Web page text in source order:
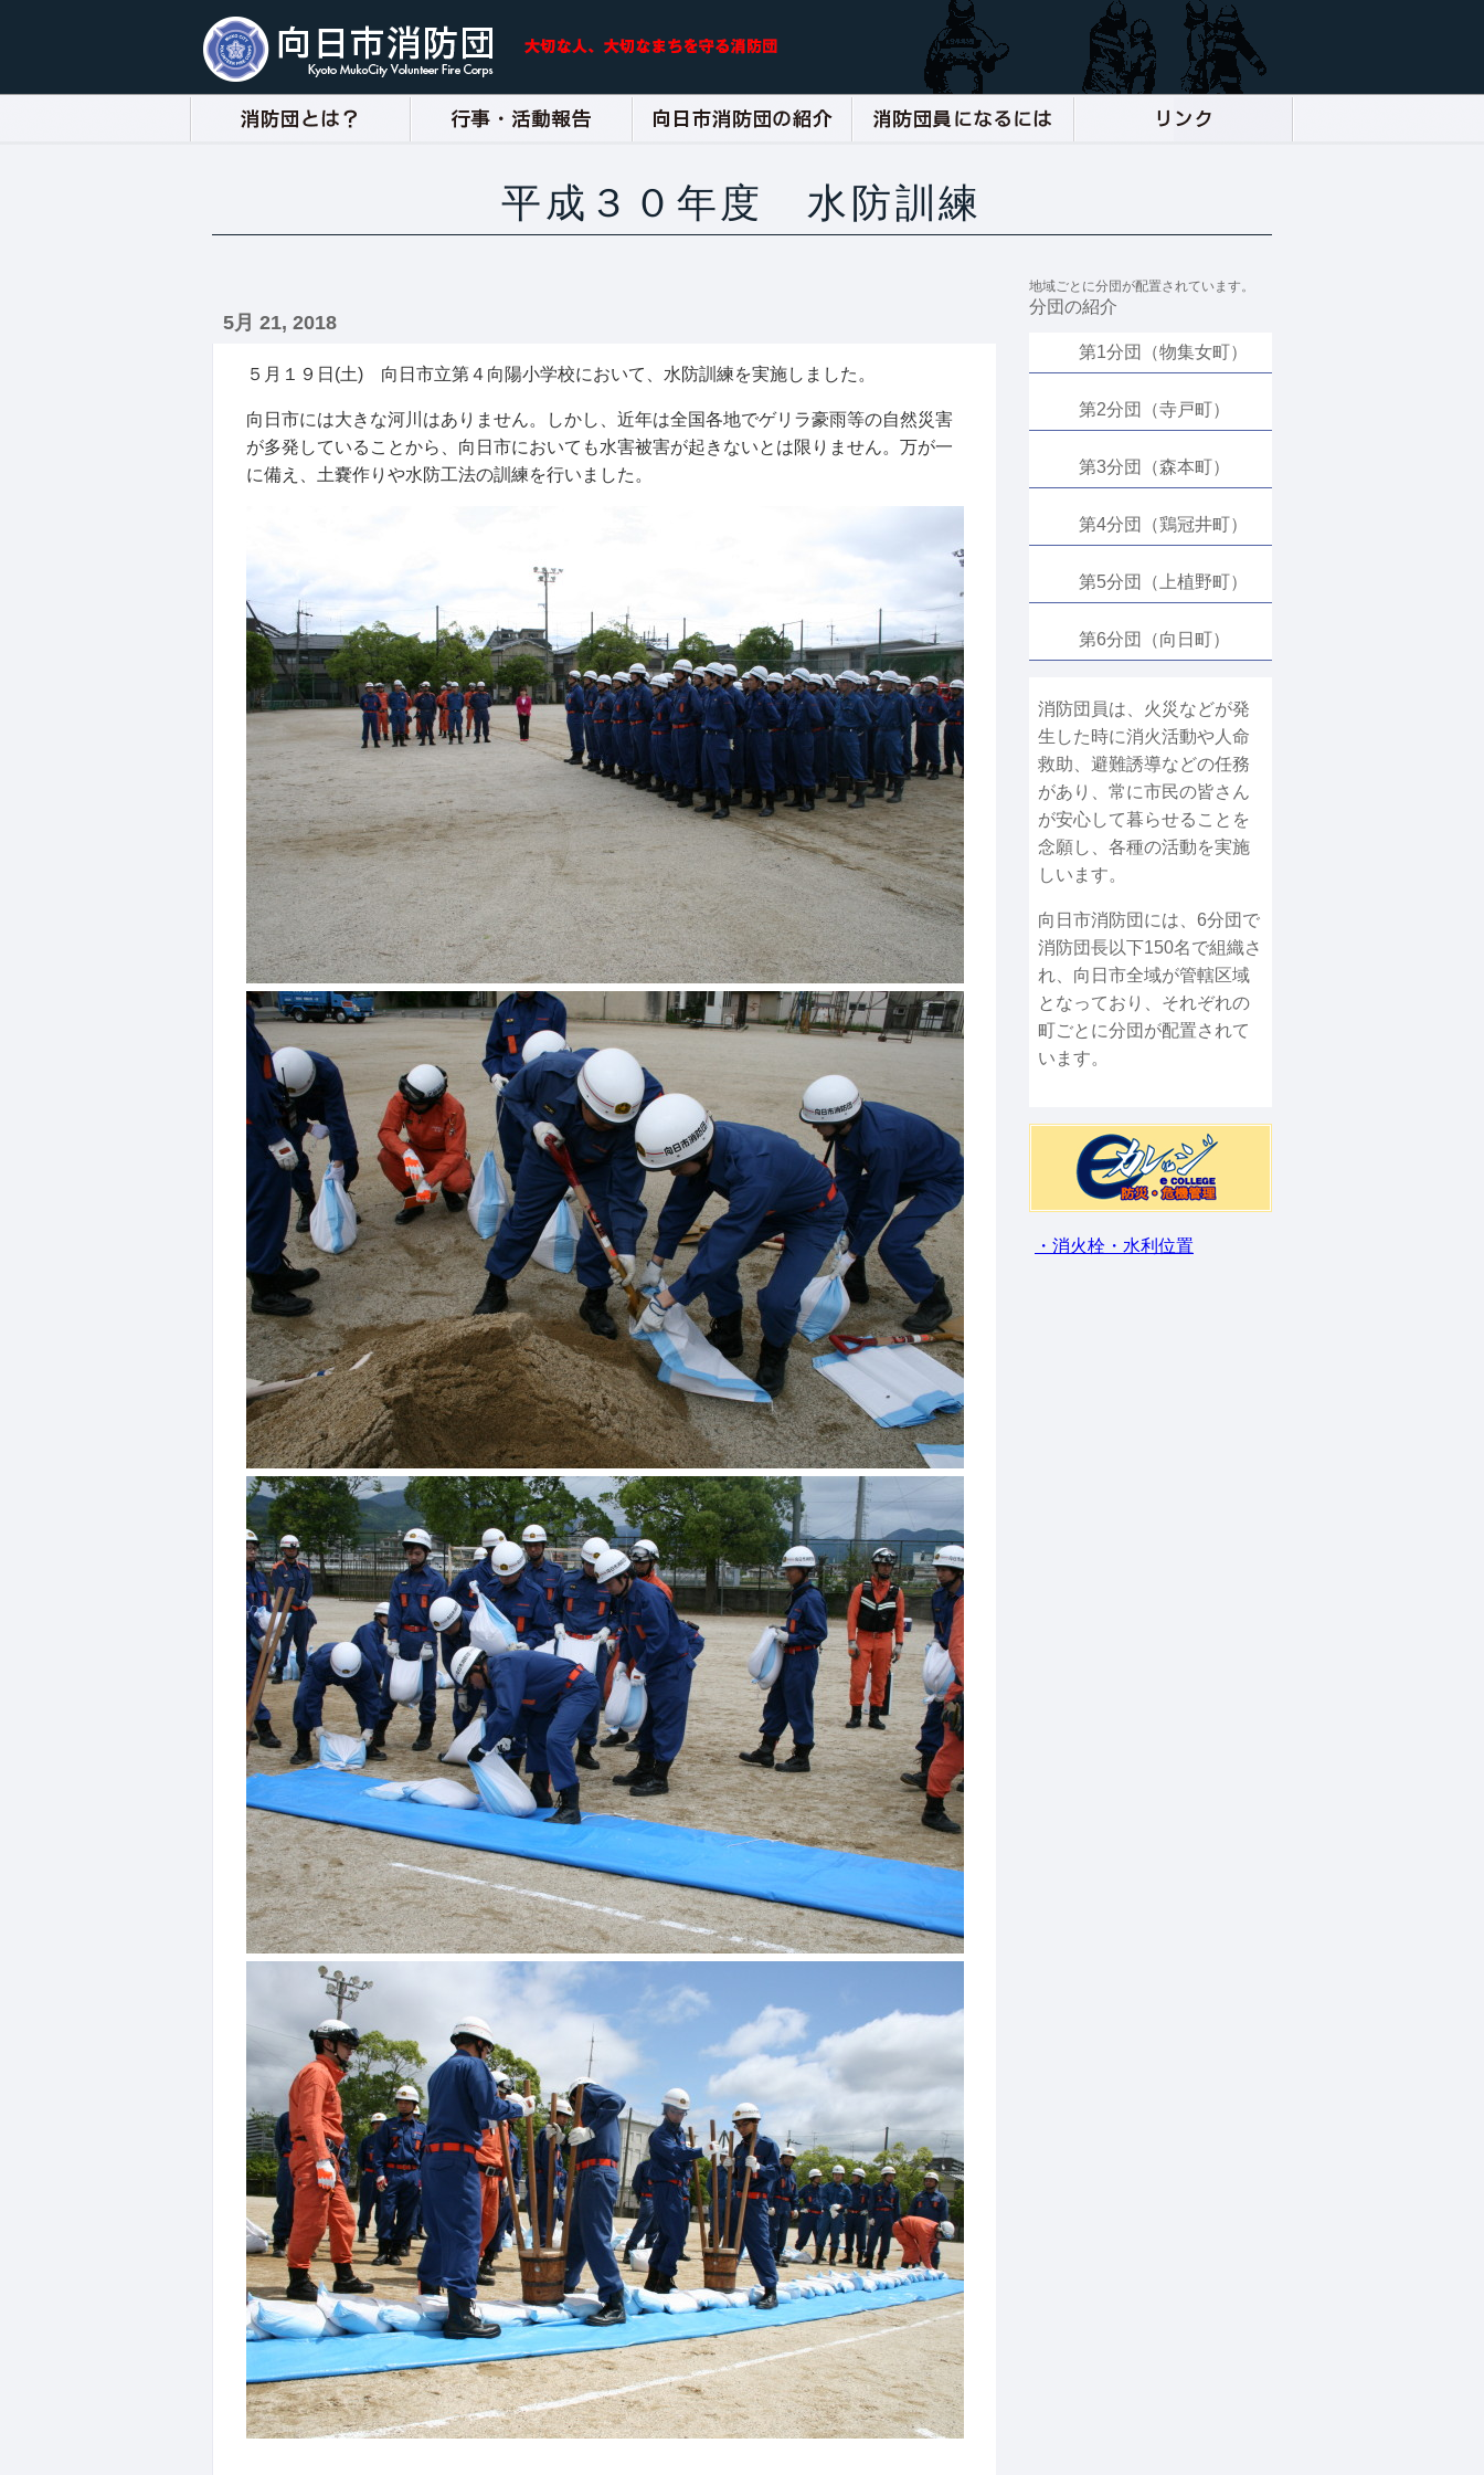
平成３０年度 水防訓練
5月 21, 2018
５月１９日(土) 向日市立第４向陽小学校において、水防訓練を実施しました。
向日市には大きな河川はありません。しかし、近年は全国各地でゲリラ豪雨等の自然災害
が多発していることから、向日市においても水害被害が起きないとは限りません。万が一
に備え、土嚢作りや水防工法の訓練を行いました。
地域ごとに分団が配置されています。
分団の紹介
第1分団（物集女町）
第2分団（寺戸町）
第3分団（森本町）
第4分団（鶏冠井町）
第5分団（上植野町）
第6分団（向日町）
消防団員は、火災などが発
生した時に消火活動や人命
救助、避難誘導などの任務
があり、常に市民の皆さん
が安心して暮らせることを
念願し、各種の活動を実施
しいます。
向日市消防団には、6分団で
消防団長以下150名で組織さ
れ、向日市全域が管轄区域
となっており、それぞれの
町ごとに分団が配置されて
います。
・消火栓・水利位置